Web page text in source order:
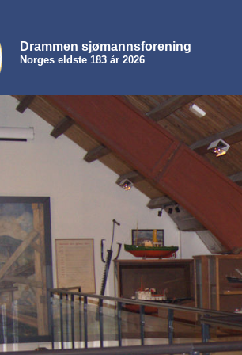
Drammen sjømannsforening
Norges eldste 183 år 2026